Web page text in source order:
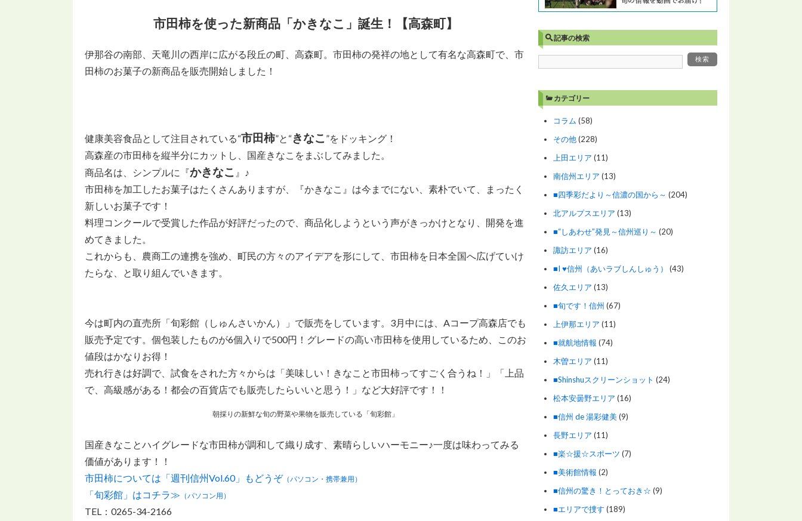
市田柿を使った新商品「かきなこ」誕生！【高森町】
伊那谷の南部、天竜川の西岸に広がる段丘の町、高森町。市田柿の発祥の地として有名な高森町で、市
田柿のお菓子の新商品を販売開始しました！
健康美容食品として注目されている“市田柿”と“きなこ ”をドッキング！
高森産の市田柿を縦半分にカットし、国産きなこをまぶしてみました。
商品名は、シンプルに『かきなこ 』♪
市田柿を加工したお菓子はたくさんありますが、『かきなこ』は今までにない、素朴でいて、まったく
新しいお菓子です！
料理コンクールで受賞した作品が好評だったので、商品化しようという声がきっかけとなり、開発を進
めてきました。
これからも、農商工の連携を強め、町民の方々のアイデアを形にして、市田柿を日本全国へ広げていけ
たらな、と取り組んでいきます。
今は町内の直売所「旬彩館（しゅんさいかん）」で販売をしています。3月中には、Aコープ高森店でも
販売予定です。個包装したものが6個入りで500円！グレードの高い市田柿を使用しているため、このお
値段はかなりお得！
売れ行きは好調で、試食をされた方々からは「美味しい！きなこと市田柿ってすごく合うね！」「上品
で、高級感がある！都会の百貨店でも販売したらいいと思う！」など大好評です！！
朝採りの新鮮な旬の野菜や果物を販売している「旬彩館」
国産きなことハイグレードな市田柿が調和して織り成す、素晴らしいハーモニー♪一度は味わってみる
価値があります！！
市田柿については「週刊信州Vol.60」もどうぞ（パソコン・携帯兼用）
「旬彩館」はコチラ≫ （パソコン用）
TEL：0265-34-2166
記事の検索
カテゴリー
コラム (58)
その他(228)
上田エリア (11)
南信州エリア (13)
■四季彩だより～信濃の国から～ (204)
北アルプスエリア (13)
■“しあわせ”発見～信州巡り～ (20)
諏訪エリア (16)
■I ♥信州（あいラブしんしゅう）
(43)
佐久エリア (13)
■旬です！信州 (67)
上伊那エリア (11)
■就航地情報 (74)
木曽エリア (11)
■Shinshuスクリーンショット (24)
松本安曇野エリア (16)
■信州 de 湯彩健美(9)
長野エリア (11)
■楽☆援☆スポーツ (7)
■美術館情報 (2)
■信州の驚き！とっておき☆ (9)
■エリアで捜す (189)